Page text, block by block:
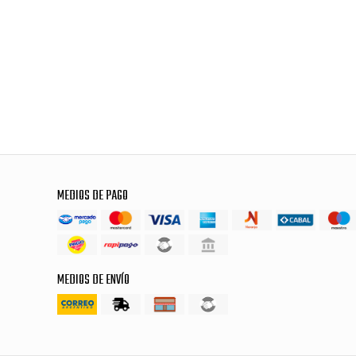
MEDIOS DE PAGO
MEDIOS DE ENVÍO